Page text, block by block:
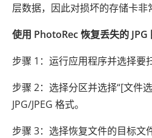
层数据，因此对损坏的存储卡非
使用 PhotoRec 恢复丢失的 JPG
步骤 1：运行应用程序并选择要
步骤 2：选择分区并选择“[文件
JPG/JPEG 格式。
步骤 3：选择恢复文件的目标文